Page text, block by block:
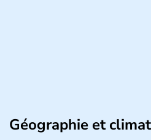
Géographie et climat